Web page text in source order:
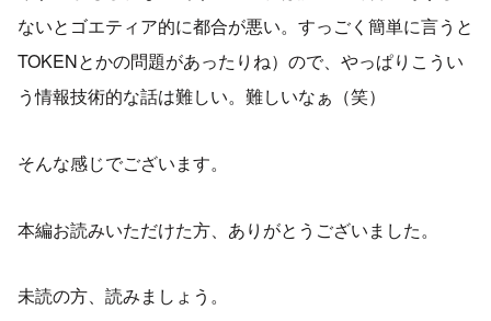
ないとゴエティア的に都合が悪い。すっごく簡単に言うと
TOKENとかの問題があったりね）ので、やっぱりこうい
う情報技術的な話は難しい。難しいなぁ（笑）
そんな感じでございます。
本編お読みいただけた方、ありがとうございました。
未読の方、読みましょう。